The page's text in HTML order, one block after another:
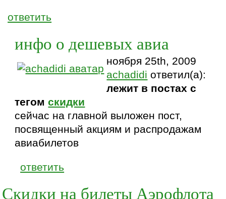
ответить
инфо о дешевых авиа
ноября 25th, 2009
achadidi ответил(а):
лежит в постах с
тегомскидки
сейчас на главной выложен пост,
посвященный акциям и распродажам
авиабилетов
ответить
Скидки на билеты Аэрофлота